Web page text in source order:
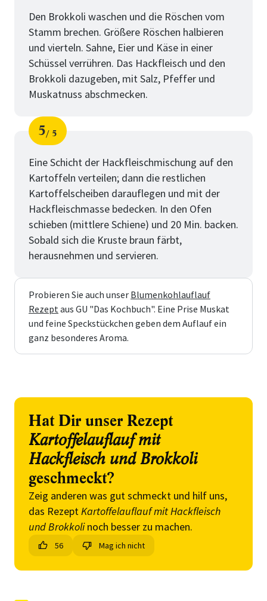
Den Brokkoli waschen und die Röschen vom
Stamm brechen. Größere Röschen halbieren
und vierteln. Sahne, Eier und Käse in einer
Schüssel verrühren. Das Hackfleisch und den
Brokkoli dazugeben, mit Salz, Pfeffer und
Muskatnuss abschmecken.
Schritt
5
von
5
Eine Schicht der Hackfleischmischung auf den
Kartoffeln verteilen; dann die restlichen
Kartoffelscheiben darauflegen und mit der
Hackfleischmasse bedecken. In den Ofen
schieben (mittlere Schiene) und 20 Min. backen.
Sobald sich die Kruste braun färbt,
herausnehmen und servieren.
Probieren Sie auch unser Blumenkohlauflauf
Rezeptaus GU "Das Kochbuch". Eine Prise Muskat
und feine Speckstückchen geben dem Auflauf ein
ganz besonderes Aroma.
Hat Dir unser Rezept
Kartoffelauflauf mit
Hackfleisch und Brokkoli
geschmeckt?
Zeig anderen was gut schmeckt und hilf uns,
das RezeptKartoffelauflauf mit Hackfleisch
und Brokkolinoch besser zu machen.
56 Mag ich nicht